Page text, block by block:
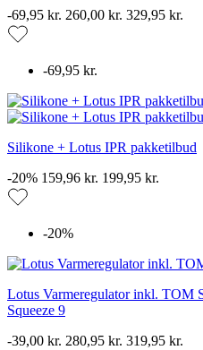
-69,95 kr. 260,00 kr. 329,95 kr.
-69,95 kr.
Silikone + Lotus IPR pakketilbud
-20% 159,96 kr. 199,95 kr.
-20%
Lotus Varmeregulator inkl. TOM
Squeeze 9
-39,00 kr. 280,95 kr. 319,95 kr.